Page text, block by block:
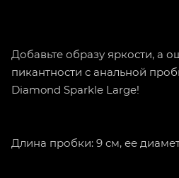
Добавьте образу яркости, а
пикантности с анальной
Diamond Sparkle Large!
Длина пробки: 9 см, ее